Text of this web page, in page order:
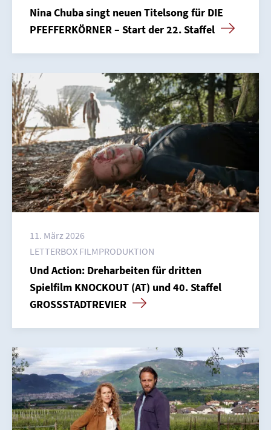
Nina Chuba singt neuen Titelsong für DIE
PFEFFERKÖRNER – Start der 22. Staffel
11. März 2026
LETTERBOX FILMPRODUKTION
Und Action: Dreharbeiten für dritten
Spielfilm KNOCKOUT (AT) und 40. Staffel
GROSSSTADTREVIER